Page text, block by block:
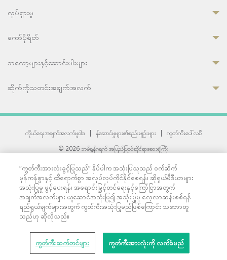
လှုပ်ရှားမှု
ကော်ပိုရိတ်
ဘလော့များနှင့်ဆောင်းပါးများ
ဆိုက်ကိုသတင်းအချက်အလက်
ကိုယ်ရေးအချက်အလက်မူဝါဒ | န်ဆောင်မှုများ၏စည်းမျဉ်းများ |
ကွတ်ကီးပေါ်လစီ
© 2026 ဘမ်ရွန်ဂရက် အပြည်ပြည်ဆိုင်ရာဆေးရုံကြီး
33 Sukhumvit 3, Wattana, Bangkok 10110 Thailand.
All rights reserved.
“ကွတ်ကီးအားလုံးခွင့်ပြုသည်” နှိပ်ပါက အသုံးပြုသူသည် ဝက်ဆိုက်
မှန်ကန်စွာနှင့် ထိရောက်စွာ အလုပ်လုပ်ကိုင်နိုင်စေရန်၊ ဆိုရှယ်မီဒီယာများ
အသုံးပြုမှု ဖွင့်ပေးရန်၊ အရောင်းမြှင့်တင်ရေးနှင့်ကြော်ငြာအတွက်
အချက်အလက်များ ယူဆောင်အသုံးပြု၍ အသုံးပြုမှု လေ့လာဆန်းစစ်ရန်
ရည်ရွယ်ချက်များအတွက် ကွတ်ကီးအသုံးပြုမည်ဖြစ်ကြောင်း သဘောတူ
သည်ဟု ဆိုလိုသည်။
ကွတ်ကီးဆက်တင်များ ကွတ်ကီးအားလုံးကို လက်ခံမည်